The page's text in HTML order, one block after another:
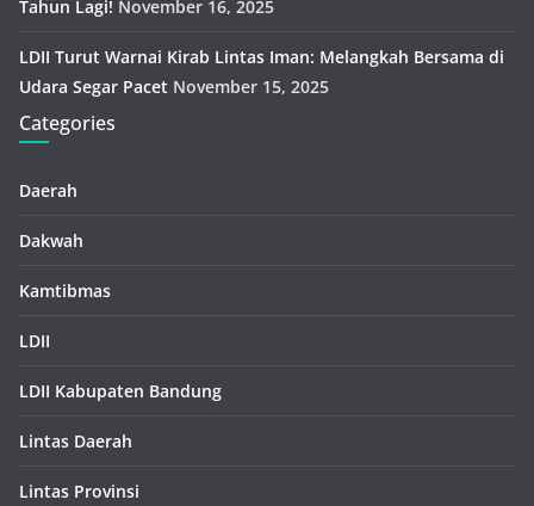
Tahun Lagi! November 16, 2025
LDII Turut Warnai Kirab Lintas Iman: Melangkah Bersama di
Udara Segar Pacet November 15, 2025
Categories
Daerah
Dakwah
Kamtibmas
LDII
LDII Kabupaten Bandung
Lintas Daerah
Lintas Provinsi